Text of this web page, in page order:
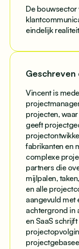
De
eindelijk
Geschreven
Vincent is
projecten,
geeft
fabrikanten en
complexe
partners die
mijlpalen,
en alle
aangevuld met
achtergrond in
en SaaS